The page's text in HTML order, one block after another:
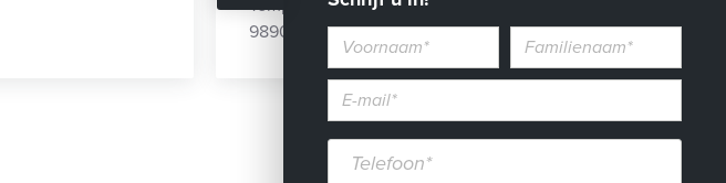
Tempelstraat 12 a
9890 GavereVoornaam Familienaam